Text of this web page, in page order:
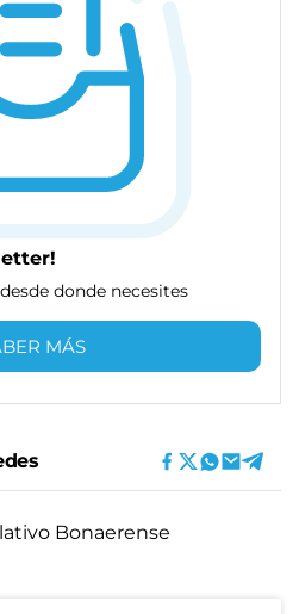
donde necesites
MÁS
Bonaerense